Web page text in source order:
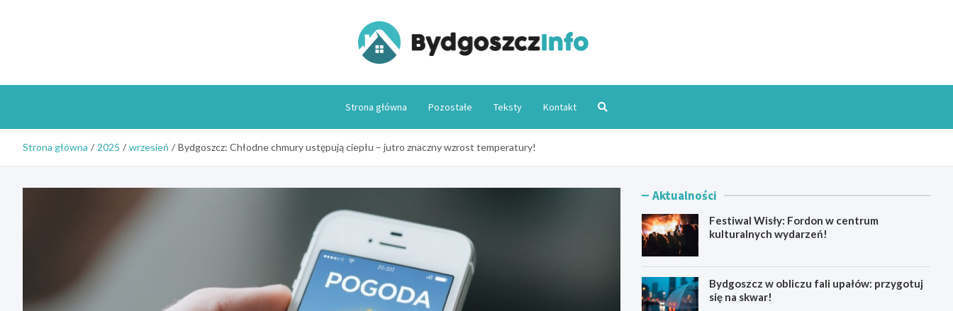
Strona główna Pozostałe Teksty Kontakt
Strona główna 2025 wrzesień Bydgoszcz: Chłodne chmury ustępują ciepłu – jutro znaczny wzrost temperatury!
Aktualności
Festiwal Wisły: Fordon w centrum
kulturalnych wydarzeń!
Bydgoszcz w obliczu fali upałów: przygotuj
się na skwar!